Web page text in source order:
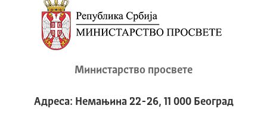
Министарство просвете
Адреса: Немањина 22-26, 11 000 Београд